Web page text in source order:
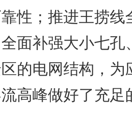
性；推进王捞线
面补强大小七孔
的电网结构，为
高峰做好了充足